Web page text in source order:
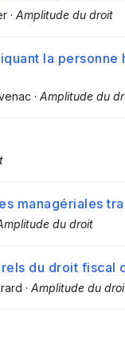
· Amplitude du droit
la personne
· Amplitude du
managériales
du droit
du droit fiscal
· Amplitude du